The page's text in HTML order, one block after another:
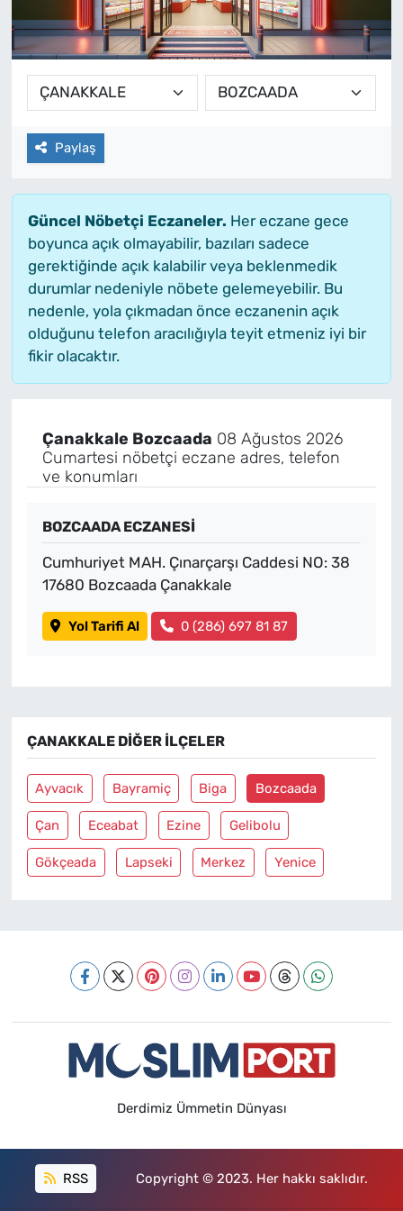
Paylaş
Güncel Nöbetçi Eczaneler. Her eczane gece
boyunca açık olmayabilir, bazıları sadece
gerektiğinde açık kalabilir veya beklenmedik
durumlar nedeniyle nöbete gelemeyebilir. Bu
nedenle, yola çıkmadan önce eczanenin açık
olduğunu telefon aracılığıyla teyit etmeniz iyi bir
fikir olacaktır.
Çanakkale Bozcaada 08 Ağustos 2026
Cumartesi nöbetçi eczane adres, telefon
ve konumları
BOZCAADA ECZANESİ
Cumhuriyet MAH. Çınarçarşı Caddesi NO: 38
17680 Bozcaada Çanakkale
Yol Tarifi Al 0 (286) 697 81 87
ÇANAKKALE DIĞER İLÇELER
Ayvacık Bayramiç Biga Bozcaada
Çan Eceabat Ezine Gelibolu
Gökçeada Lapseki Merkez Yenice
Derdimiz Ümmetin Dünyası
RSS Copyright © 2023. Her hakkı saklıdır.